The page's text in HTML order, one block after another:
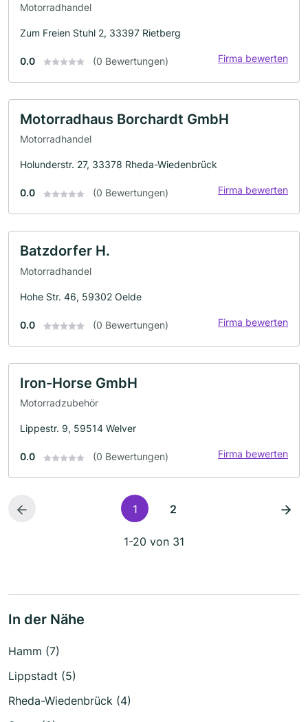
Motorradhandel
Zum Freien Stuhl 2, 33397 Rietberg
0.0 (0 Bewertungen) Firma bewerten
Motorradhaus Borchardt GmbH
Motorradhandel
Holunderstr. 27, 33378 Rheda-Wiedenbrück
0.0 (0 Bewertungen) Firma bewerten
Batzdorfer H.
Motorradhandel
Hohe Str. 46, 59302 Oelde
0.0 (0 Bewertungen) Firma bewerten
Iron-Horse GmbH
Motorradzubehör
Lippestr. 9, 59514 Welver
0.0 (0 Bewertungen) Firma bewerten
1 2
1-20 von 31
In der Nähe
Hamm (7)
Lippstadt (5)
Rheda-Wiedenbrück (4)